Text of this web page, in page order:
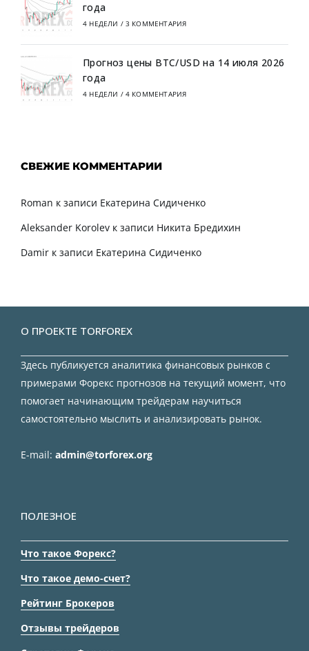
года
4 НЕДЕЛИ / 3 КОММЕНТАРИЯ
Прогноз цены BTC/USD на 14 июля 2026
года
4 НЕДЕЛИ / 4 КОММЕНТАРИЯ
СВЕЖИЕ КОММЕНТАРИИ
Roman к записи Екатерина Сидиченко
Aleksander Korolev к записи Никита Бредихин
Damir к записи Екатерина Сидиченко
О ПРОЕКТЕ TORFOREX
Здесь публикуется аналитика финансовых рынков с
примерами Форекс прогнозов на текущий момент, что
помогает начинающим трейдерам научиться
самостоятельно мыслить и анализировать рынок.
E-mail: admin@torforex.org
ПОЛЕЗНОЕ
Что такое Форекс?
Что такое демо-счет?
Рейтинг Брокеров
Отзывы трейдеров